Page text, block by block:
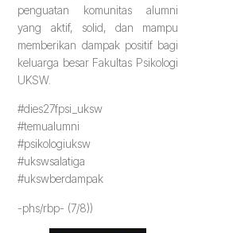
penguatan komunitas alumni
yang aktif, solid, dan mampu
memberikan dampak positif bagi
keluarga besar Fakultas Psikologi
UKSW.
#dies27fpsi_uksw
#temualumni
#psikologiuksw
#ukswsalatiga
#ukswberdampak
-phs/rbp- (7/8))